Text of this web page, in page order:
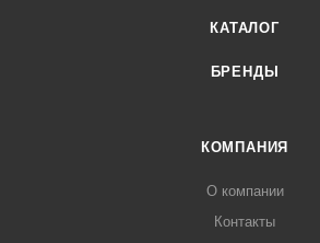
КАТАЛОГ
БРЕНДЫ
КОМПАНИЯ
О компании
Контакты